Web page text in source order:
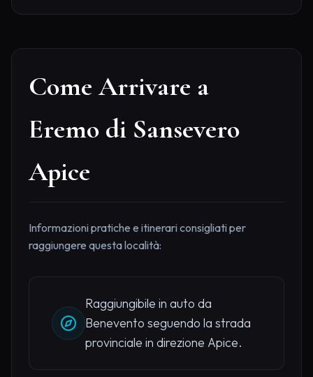
Come Arrivare a
Eremo di Sansevero
Apice
Informazioni pratiche e itinerari consigliati per
raggiungere questa località:
Raggiungibile in auto da
Benevento seguendo la strada
provinciale in direzione Apice.